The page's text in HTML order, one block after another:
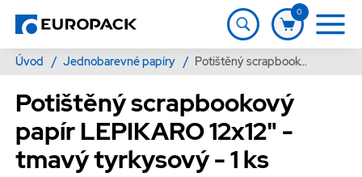
0
Úvod / Jednobarevné papíry / Potištěný scrapbookový papír LEPIKARO 12x12" - tmavý tyrkysový - 1 ks
Potištěný scrapbookový
papír LEPIKARO 12x12" -
tmavý tyrkysový - 1 ks